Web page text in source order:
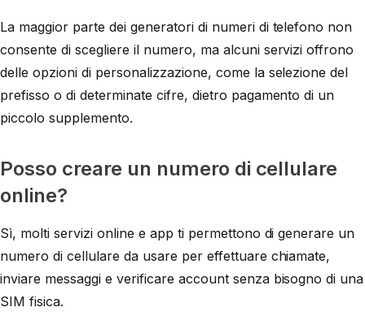
La maggior parte dei generatori di numeri di telefono non
consente di scegliere il numero, ma alcuni servizi offrono
delle opzioni di personalizzazione, come la selezione del
prefisso o di determinate cifre, dietro pagamento di un
piccolo supplemento.
Posso creare un numero di cellulare
online?
Sì, molti servizi online e app ti permettono di generare un
numero di cellulare da usare per effettuare chiamate,
inviare messaggi e verificare account senza bisogno di una
SIM fisica.